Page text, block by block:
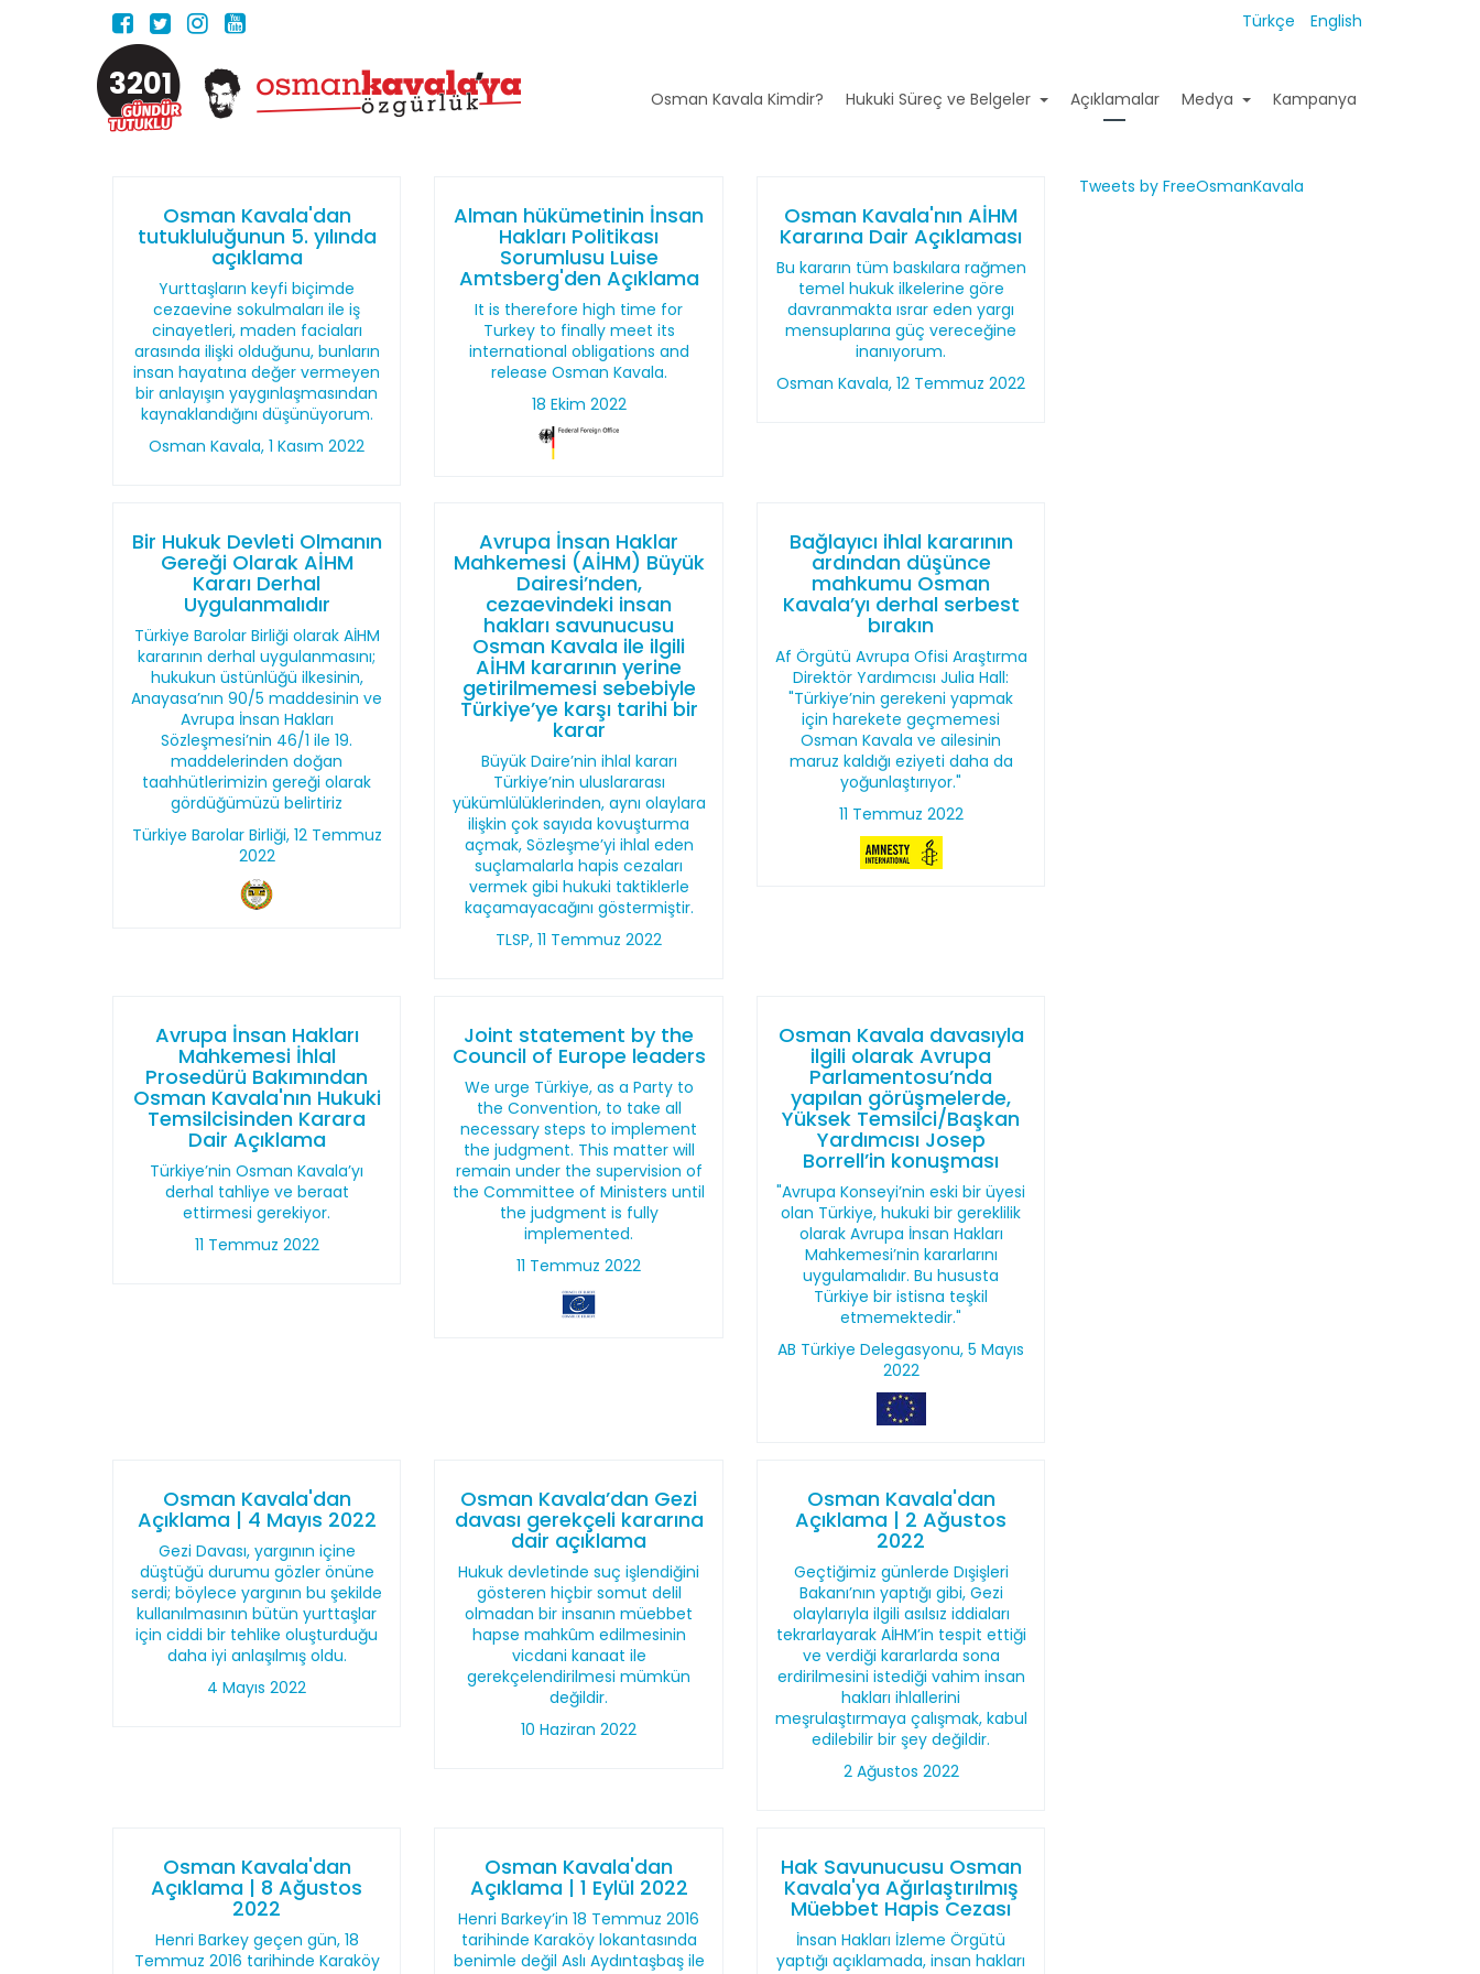
Türkçe English
3201 Osman Kavala Kimdir? Hukuki Süreç ve Belgeler Açıklamalar Medya Kampanya
Osman Kavala'dan
tutukluluğunun 5. yılında
açıklama
Yurttaşların keyfi biçimde
cezaevine sokulmaları ile iş
cinayetleri, maden faciaları
arasında ilişki olduğunu, bunların
insan hayatına değer vermeyen
bir anlayışın yaygınlaşmasından
kaynaklandığını düşünüyorum.
Osman Kavala, 1 Kasım 2022
Alman hükümetinin İnsan
Hakları Politikası
Sorumlusu Luise
Amtsberg'den Açıklama
It is therefore high time for
Turkey to finally meet its
international obligations and
release Osman Kavala.
18 Ekim 2022
Osman Kavala'nın AİHM
Kararına Dair Açıklaması
Bu kararın tüm baskılara rağmen
temel hukuk ilkelerine göre
davranmakta ısrar eden yargı
mensuplarına güç vereceğine
inanıyorum.
Osman Kavala, 12 Temmuz 2022
Bir Hukuk Devleti Olmanın
Gereği Olarak AİHM
Kararı Derhal
Uygulanmalıdır
Türkiye Barolar Birliği olarak AİHM
kararının derhal uygulanmasını;
hukukun üstünlüğü ilkesinin,
Anayasa’nın 90/5 maddesinin ve
Avrupa İnsan Hakları
Sözleşmesi’nin 46/1 ile 19.
maddelerinden doğan
taahhütlerimizin gereği olarak
gördüğümüzü belirtiriz
Türkiye Barolar Birliği, 12 Temmuz
2022
Avrupa İnsan Haklar
Mahkemesi (AİHM) Büyük
Dairesi’nden,
cezaevindeki insan
hakları savunucusu
Osman Kavala ile ilgili
AİHM kararının yerine
getirilmemesi sebebiyle
Türkiye’ye karşı tarihi bir
karar
Büyük Daire’nin ihlal kararı
Türkiye’nin uluslararası
yükümlülüklerinden, aynı olaylara
ilişkin çok sayıda kovuşturma
açmak, Sözleşme’yi ihlal eden
suçlamalarla hapis cezaları
vermek gibi hukuki taktiklerle
kaçamayacağını göstermiştir.
TLSP, 11 Temmuz 2022
Bağlayıcı ihlal kararının
ardından düşünce
mahkumu Osman
Kavala’yı derhal serbest
bırakın
Af Örgütü Avrupa Ofisi Araştırma
Direktör Yardımcısı Julia Hall:
"Türkiye’nin gerekeni yapmak
için harekete geçmemesi
Osman Kavala ve ailesinin
maruz kaldığı eziyeti daha da
yoğunlaştırıyor."
11 Temmuz 2022
Avrupa İnsan Hakları
Mahkemesi İhlal
Prosedürü Bakımından
Osman Kavala'nın Hukuki
Temsilcisinden Karara
Dair Açıklama
Türkiye’nin Osman Kavala’yı
derhal tahliye ve beraat
ettirmesi gerekiyor.
11 Temmuz 2022
Joint statement by the
Council of Europe leaders
We urge Türkiye, as a Party to
the Convention, to take all
necessary steps to implement
the judgment. This matter will
remain under the supervision of
the Committee of Ministers until
the judgment is fully
implemented.
11 Temmuz 2022
Osman Kavala davasıyla
ilgili olarak Avrupa
Parlamentosu’nda
yapılan görüşmelerde,
Yüksek Temsilci/Başkan
Yardımcısı Josep
Borrell’in konuşması
"Avrupa Konseyi’nin eski bir üyesi
olan Türkiye, hukuki bir gereklilik
olarak Avrupa İnsan Hakları
Mahkemesi’nin kararlarını
uygulamalıdır. Bu hususta
Türkiye bir istisna teşkil
etmemektedir."
AB Türkiye Delegasyonu, 5 Mayıs
2022
Osman Kavala'dan
Açıklama | 4 Mayıs 2022
Gezi Davası, yargının içine
düştüğü durumu gözler önüne
serdi; böylece yargının bu şekilde
kullanılmasının bütün yurttaşlar
için ciddi bir tehlike oluşturduğu
daha iyi anlaşılmış oldu.
4 Mayıs 2022
Osman Kavala’dan Gezi
davası gerekçeli kararına
dair açıklama
Hukuk devletinde suç işlendiğini
gösteren hiçbir somut delil
olmadan bir insanın müebbet
hapse mahkûm edilmesinin
vicdani kanaat ile
gerekçelendirilmesi mümkün
değildir.
10 Haziran 2022
Osman Kavala'dan
Açıklama | 2 Ağustos
2022
Geçtiğimiz günlerde Dışişleri
Bakanı’nın yaptığı gibi, Gezi
olaylarıyla ilgili asılsız iddiaları
tekrarlayarak AİHM’in tespit ettiği
ve verdiği kararlarda sona
erdirilmesini istediği vahim insan
hakları ihlallerini
meşrulaştırmaya çalışmak, kabul
edilebilir bir şey değildir.
2 Ağustos 2022
Osman Kavala'dan
Açıklama | 8 Ağustos
2022
Henri Barkey geçen gün, 18
Temmuz 2016 tarihinde Karaköy
Osman Kavala'dan
Açıklama | 1 Eylül 2022
Henri Barkey’in 18 Temmuz 2016
tarihinde Karaköy lokantasında
benimle değil Aslı Aydıntaşbaş ile
Hak Savunucusu Osman
Kavala'ya Ağırlaştırılmış
Müebbet Hapis Cezası
İnsan Hakları İzleme Örgütü
yaptığı açıklamada, insan hakları
Tweets by FreeOsmanKavala